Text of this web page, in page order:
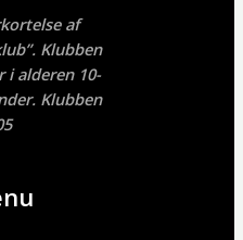
af
Klubben
i alderen 10-
Klubben